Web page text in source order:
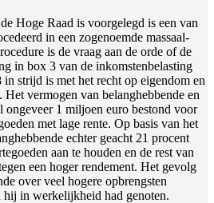
Hoge Raad is voorgelegd is een van
in een zogenoemde massaal-
is de vraag aan de orde of de
in box 3 van de inkomstenbelasting
strijd is met het recht op eigendom en
vermogen van belanghebbende en
ongeveer 1 miljoen euro bestond voor
met lage rente. Op basis van het
echter geacht 21 procent
aan te houden en de rest van
een hoger rendement. Het gevolg
over veel hogere opbrengsten
hij in werkelijkheid had genoten.